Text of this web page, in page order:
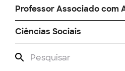
Professor Associado com
Ciências Sociais